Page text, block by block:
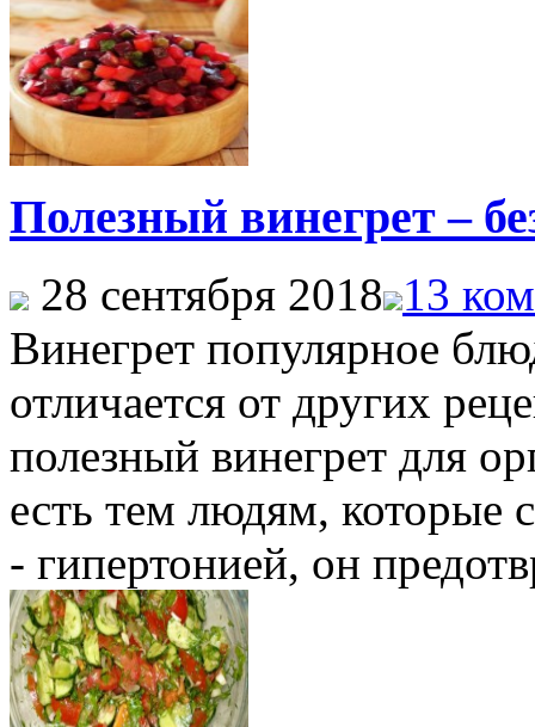
Полезный винегрет –
28 сентября 2018 13
Винегрет популярное
отличается от других
полезный винегрет для
есть тем людям, которые
- гипертонией, он